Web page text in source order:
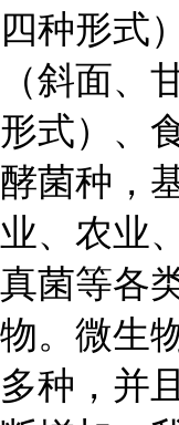
四种形式
（斜面、
形式）、
酵菌种，
业、农业
真菌等各
物。微生
多种，并